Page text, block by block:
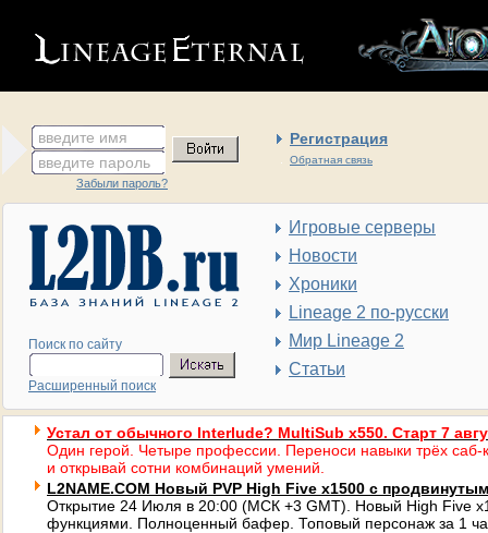
введите имя Регистрация
Обратная связь
введите пароль
Забыли пароль?
Поиск по сайту
Расширенный поиск
Игровые серверы
Новости
Хроники
Lineage 2 по-русски
Мир Lineage 2
Статьи
Устал от обычного Interlude? MultiSub x550. Старт 7
Один герой. Четыре профессии. Переноси навыки трёх саб-
и открывай сотни комбинаций умений.
L2NAME.COM Новый PVP High Five x1500 с
Открытие 24 Июля в 20:00 (МСК +3 GMT). Новый High Five
функциями. Полноценный бафер. Топовый персонаж за 1